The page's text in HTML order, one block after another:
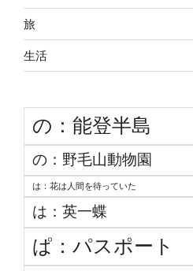
旅
生活
の：能登半島
の：野毛山動物園
は：花は人間を待っていた
は：英一蝶
ぱ：パスポート